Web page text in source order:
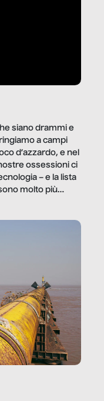
siano drammi e
a campi
d’azzardo, e nel
ossessioni ci
– e la lista
molto più
vediamo